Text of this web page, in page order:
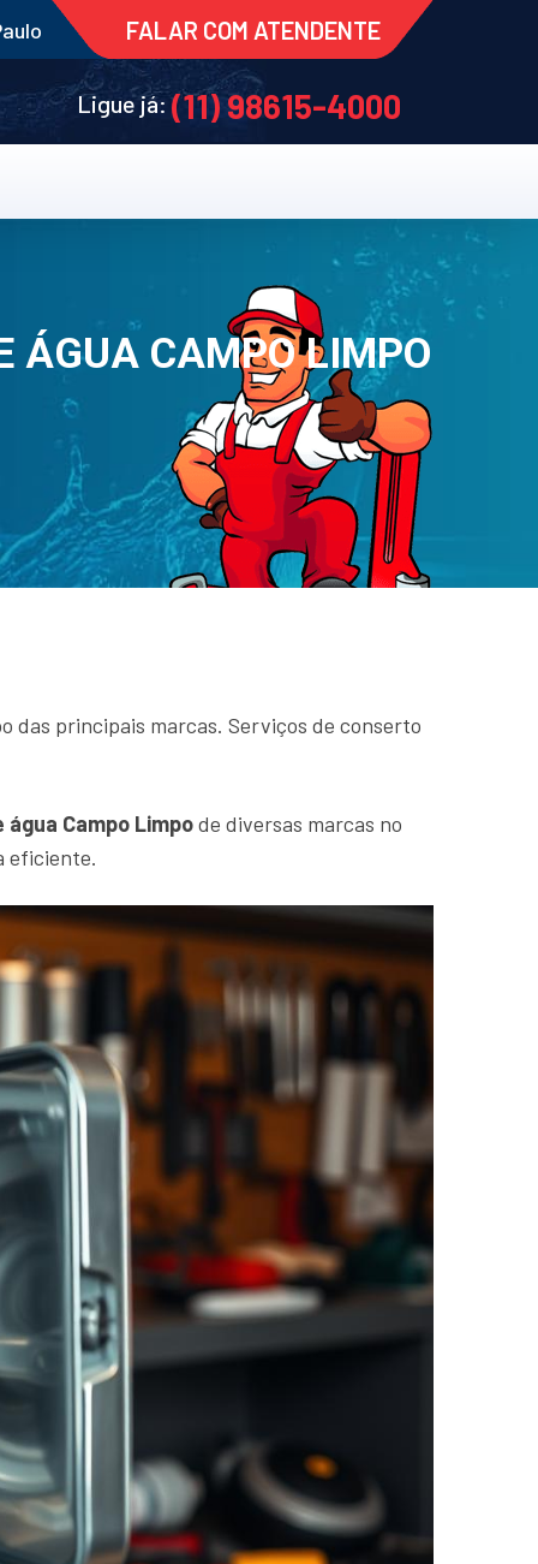
FALAR COM ATENDENTE
Ligue já:(11) 98615-4000
ÁGUA CAMPO LIMPO
das principais marcas. Serviços de conserto
água Campo Limpode diversas marcas no
eficiente.